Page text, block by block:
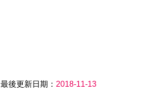
最後更新日期： 2018-11-13